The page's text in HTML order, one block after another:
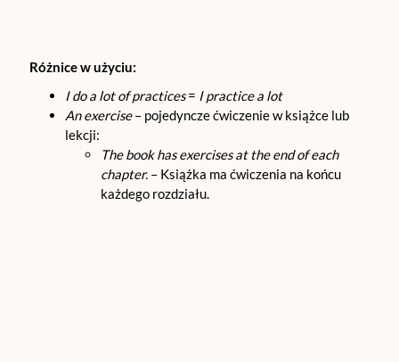
Różnice w użyciu:
I do a lot of practices= I practice a lot
An exercise– pojedyncze ćwiczenie w książce lub
lekcji:
The book has exercises at the end of each
chapter. – Książka ma ćwiczenia na końcu
każdego rozdziału.